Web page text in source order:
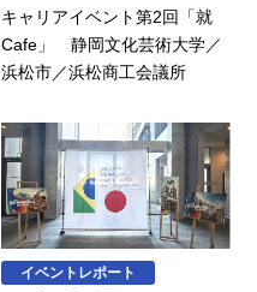
キャリアイベント第2回「就
Cafe」 静岡文化芸術大学／
浜松市／浜松商工会議所
イベントレポート